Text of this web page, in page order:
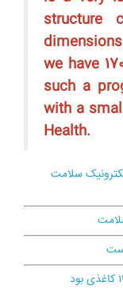
structure
we have
such a
with a
Health.
سلامت